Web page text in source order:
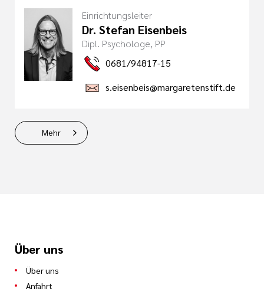
Einrichtungsleiter
Dr. Stefan Eisenbeis
Dipl. Psychologe, PP
0681/94817-15
s.eisenbeis@margaretenstift.de
Mehr
Über uns
Über uns
Anfahrt